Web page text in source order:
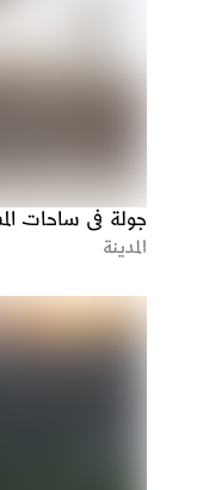
جولة في ساحات
المدينة